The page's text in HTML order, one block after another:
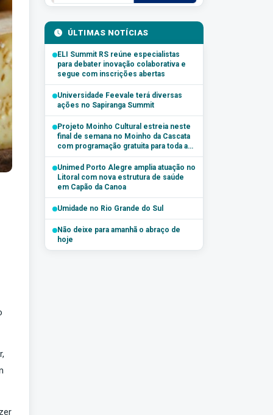
ÚLTIMAS NOTÍCIAS
ELI Summit RS reúne especialistas
para debater inovação colaborativa e
segue com inscrições abertas
Universidade Feevale terá diversas
ações no Sapiranga Summit
Projeto Moinho Cultural estreia neste
final de semana no Moinho da Cascata
com programação gratuita para toda a
família
Unimed Porto Alegre amplia atuação no
Litoral com nova estrutura de saúde
em Capão da Canoa
Umidade no Rio Grande do Sul
Não deixe para amanhã o abraço de
hoje